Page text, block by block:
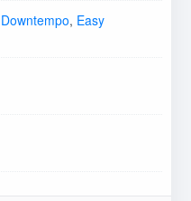
Downtempo, Easy